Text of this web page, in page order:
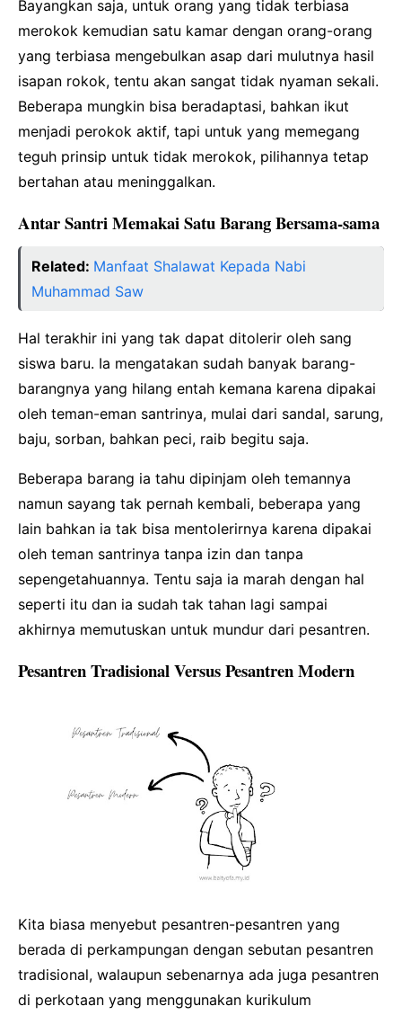
Bayangkan saja, untuk orang yang tidak terbiasa
merokok kemudian satu kamar dengan orang-orang
yang terbiasa mengebulkan asap dari mulutnya hasil
isapan rokok, tentu akan sangat tidak nyaman sekali.
Beberapa mungkin bisa beradaptasi, bahkan ikut
menjadi perokok aktif, tapi untuk yang memegang
teguh prinsip untuk tidak merokok, pilihannya tetap
bertahan atau meninggalkan.
Antar Santri Memakai Satu Barang Bersama-sama
Related: Manfaat Shalawat Kepada Nabi
Muhammad Saw
Hal terakhir ini yang tak dapat ditolerir oleh sang
siswa baru. Ia mengatakan sudah banyak barang-
barangnya yang hilang entah kemana karena dipakai
oleh teman-eman santrinya, mulai dari sandal, sarung,
baju, sorban, bahkan peci, raib begitu saja.
Beberapa barang ia tahu dipinjam oleh temannya
namun sayang tak pernah kembali, beberapa yang
lain bahkan ia tak bisa mentolerirnya karena dipakai
oleh teman santrinya tanpa izin dan tanpa
sepengetahuannya. Tentu saja ia marah dengan hal
seperti itu dan ia sudah tak tahan lagi sampai
akhirnya memutuskan untuk mundur dari pesantren.
Pesantren Tradisional Versus Pesantren Modern
Kita biasa menyebut pesantren-pesantren yang
berada di perkampungan dengan sebutan pesantren
tradisional, walaupun sebenarnya ada juga pesantren
di perkotaan yang menggunakan kurikulum